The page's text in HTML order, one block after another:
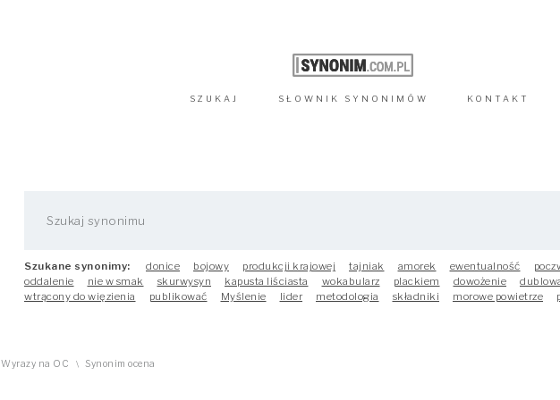
SZUKAJ SŁOWNIK SYNONIMÓW KONTAKT
Szukane synonimy: donice bojowy produkcji krajowej tajniak amorek ewentualność
oddalenie
nie w smak skurwysyn kapusta liściasta wokabularz plackiem dowożenie
wtrącony do więzienia
publikować Myślenie lider metodologia składniki morowe powietrze
Wyrazy na OC \ Synonim ocena